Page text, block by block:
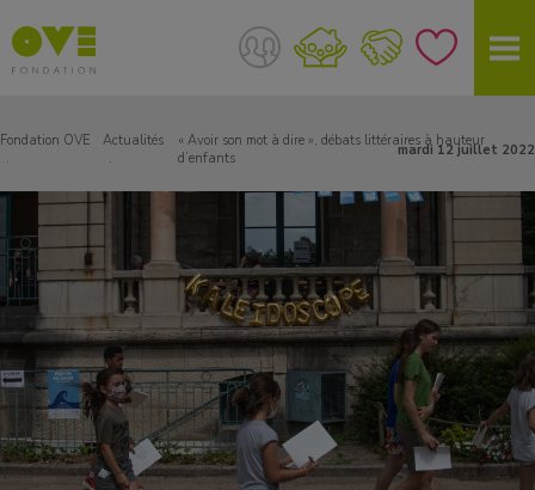
Fondation OVE Actualités
« Avoir son mot à dire », débats littéraires à hauteur
d’enfants
mardi 12 juillet 2022